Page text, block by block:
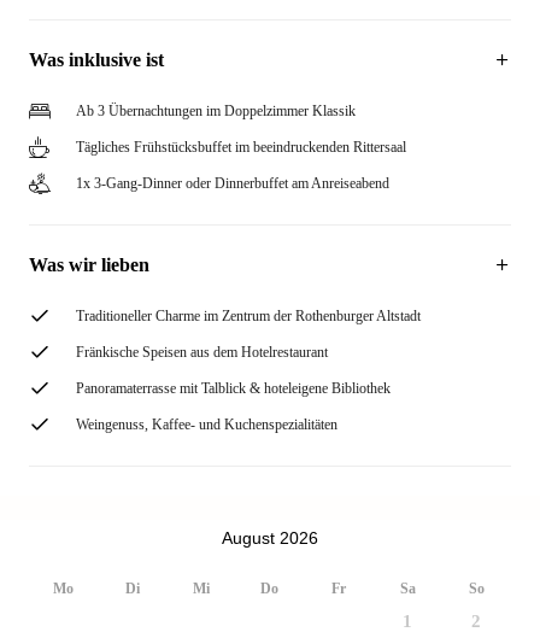
Was inklusive ist
Ab 3 Übernachtungen im Doppelzimmer Klassik
Tägliches Frühstücksbuffet im beeindruckenden Rittersaal
1x 3-Gang-Dinner oder Dinnerbuffet am Anreiseabend
Was wir lieben
Traditioneller Charme im Zentrum der Rothenburger Altstadt
Fränkische Speisen aus dem Hotelrestaurant
Panoramaterrasse mit Talblick & hoteleigene Bibliothek
Weingenuss, Kaffee- und Kuchenspezialitäten
August 2026
Mo Di Mi Do Fr Sa So
1 2